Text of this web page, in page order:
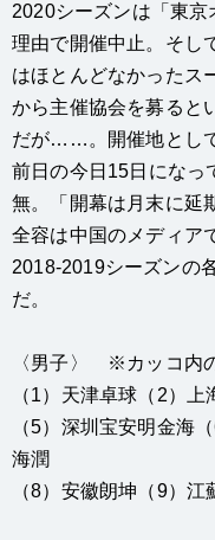
2020シーズンは「東京
理由で開催中止。そし
はほとんどなかったス
から主催協会を募ると
だが……。開催地とし
前日の今日15日になっ
無。「開幕は月末に延
全容は中国のメディア
2018-2019シーズンの
だ。
〈男子〉 ※カッコ内
（1）天津卓球（2）
（5）深圳宝安明金海
海潤
（8）安徽朗坤（9）